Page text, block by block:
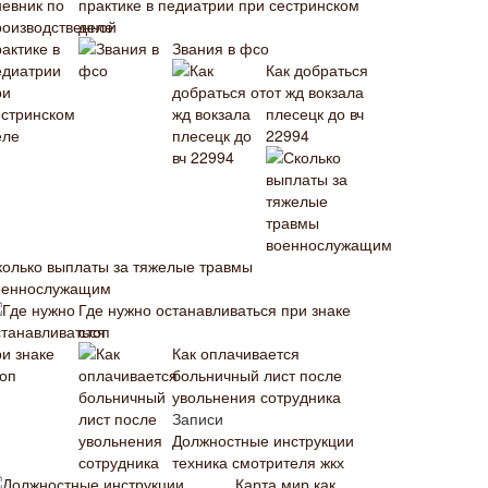
практике в педиатрии при сестринском
деле
Звания в фсо
Как добраться
от жд вокзала
плесецк до вч
22994
выплаты за тяжелые травмы
Где нужно останавливаться при знаке
стоп
Как оплачивается
больничный лист после
увольнения сотрудника
Записи
Должностные инструкции
техника смотрителя жкх
Карта мир как